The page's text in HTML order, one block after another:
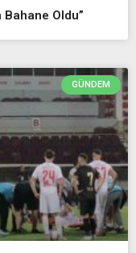
Oldu”
GÜNDEM